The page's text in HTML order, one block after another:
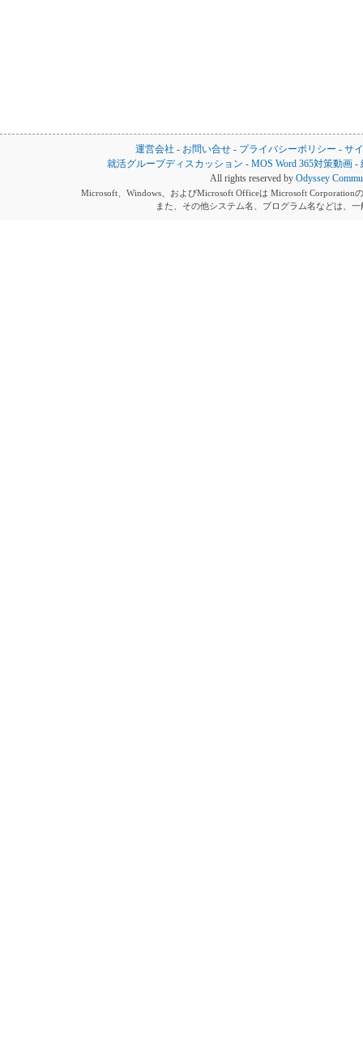
運営会社 - お問い合せ - プライバシーポリシー - サ
就活グループディスカッション -MOS Word 365対策動画 -
All rights reserved by Odyssey
Microsoft、Windows、およびMicrosoft Officeは Microsoft Corporation
また、その他システム名、プログラム名などは、